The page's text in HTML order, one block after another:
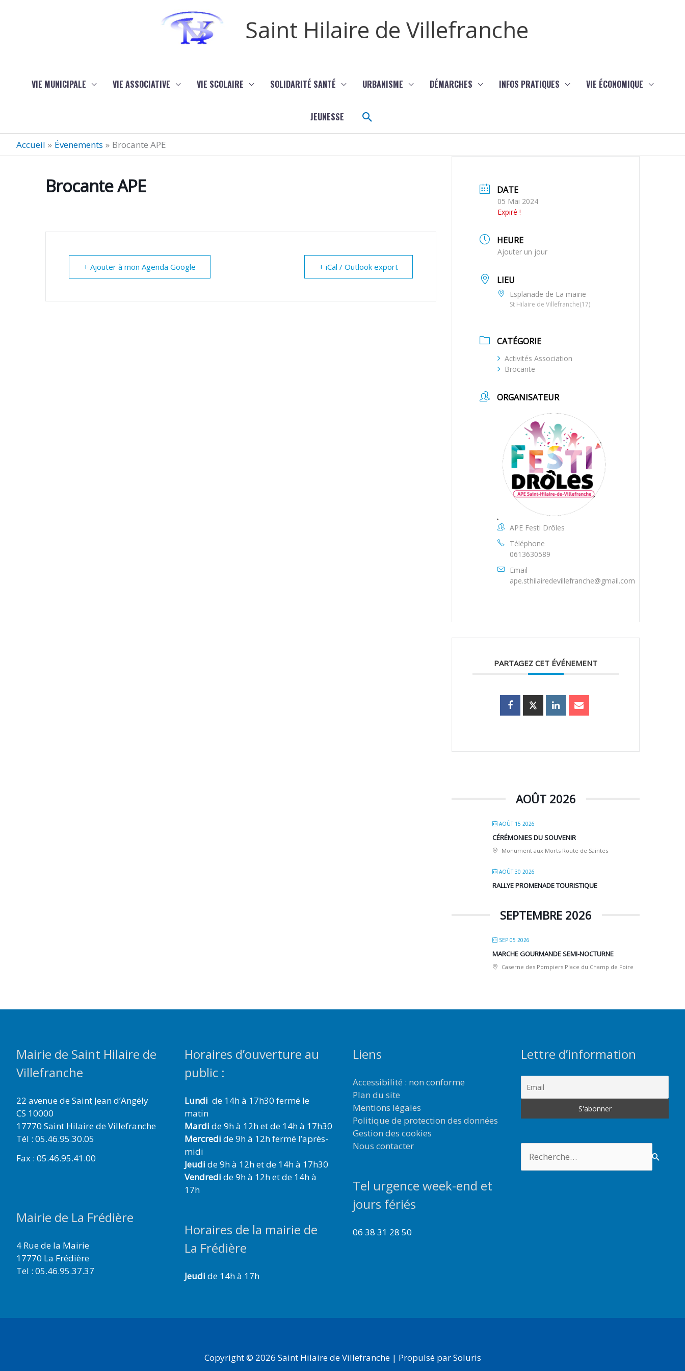
Saint Hilaire de Villefranche
VIE MUNICIPALE VIE ASSOCIATIVE VIE SCOLAIRE SOLIDARITÉ SANTÉ URBANISME DÉMARCHES INFOS PRATIQUES VIE ÉCONOMIQUE
JEUNESSE Rechercher
Accueil Évenements Brocante APE
Brocante APE
+ Ajouter à mon Agenda Google + iCal / Outlook export
DATE
05 Mai 2024
Expiré !
HEURE
Ajouter un jour
LIEU
Esplanade de La mairie
St Hilaire de Villefranche(17)
CATÉGORIE
Activités Association
Brocante
ORGANISATEUR
APE Festi Drôles
Téléphone
0613630589
Email
ape.sthilairedevillefranche@gmail.com
PARTAGEZ CET ÉVÉNEMENT
AOÛT 2026
AOÛT 15 2026
CÉRÉMONIES DU SOUVENIR
Monument aux Morts Route de Saintes
AOÛT 30 2026
RALLYE PROMENADE TOURISTIQUE
SEPTEMBRE 2026
SEP 05 2026
MARCHE GOURMANDE SEMI-NOCTURNE
Caserne des Pompiers Place du Champ de Foire
Mairie de Saint Hilaire de
Villefranche
22 avenue de Saint Jean d’Angély
CS 10000
17770 Saint Hilaire de Villefranche
Tél : 05.46.95.30.05
Fax : 05.46.95.41.00
Mairie de La Frédière
4 Rue de la Mairie
17770 La Frédière
Tel : 05.46.95.37.37
Horaires d’ouverture au
public :
Lundi de 14h à 17h30 fermé le
matin
Mardi de 9h à 12h et de 14h à 17h30
Mercredi de 9h à 12h fermé l’après-
midi
Jeudi de 9h à 12h et de 14h à 17h30
Vendredi de 9h à 12h et de 14h à
17h
Horaires de la mairie de
La Frédière
Jeudi de 14h à 17h
Liens
Accessibilité : non conforme
Plan du site
Mentions légales
Politique de protection des données
Gestion des cookies
Nous contacter
Tel urgence week-end et
jours fériés
06 38 31 28 50
Lettre d’information
Copyright © 2026 Saint Hilaire de Villefranche| Propulsé par Soluris